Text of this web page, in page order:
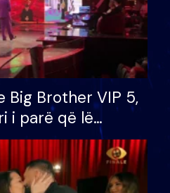
Big Brother VIP 5,
i parë që lë
mundësinë për
madh